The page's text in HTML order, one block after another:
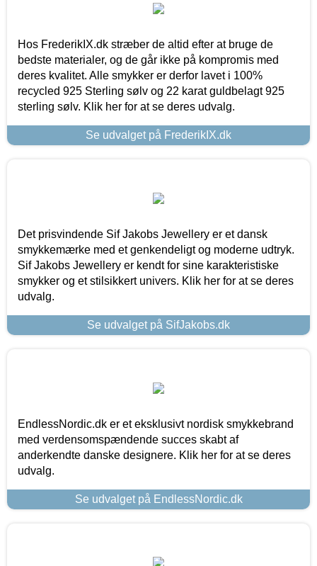
Hos FrederikIX.dk stræber de altid efter at bruge de
bedste materialer, og de går ikke på kompromis med
deres kvalitet. Alle smykker er derfor lavet i 100%
recycled 925 Sterling sølv og 22 karat guldbelagt 925
sterling sølv. Klik her for at se deres udvalg.
Se udvalget på FrederikIX.dk
Det prisvindende Sif Jakobs Jewellery er et dansk
smykkemærke med et genkendeligt og moderne udtryk.
Sif Jakobs Jewellery er kendt for sine karakteristiske
smykker og et stilsikkert univers. Klik her for at se deres
udvalg.
Se udvalget på SifJakobs.dk
EndlessNordic.dk er et eksklusivt nordisk smykkebrand
med verdensomspændende succes skabt af
anderkendte danske designere. Klik her for at se deres
udvalg.
Se udvalget på EndlessNordic.dk